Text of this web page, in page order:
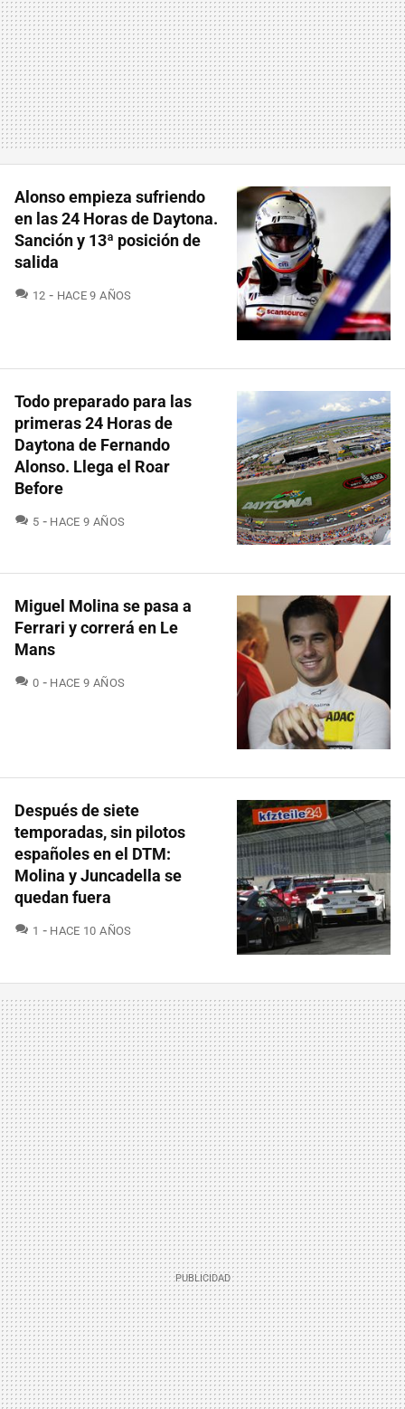
Alonso empieza sufriendo
en las 24 Horas de Daytona.
Sanción y 13ª posición de
salida
12 COMENTARIOS
HACE 9 AÑOS
Todo preparado para las
primeras 24 Horas de
Daytona de Fernando
Alonso. Llega el Roar
Before
5 COMENTARIOS
HACE 9 AÑOS
Miguel Molina se pasa a
Ferrari y correrá en Le
Mans
0 COMENTARIOS
HACE 9 AÑOS
Después de siete
temporadas, sin pilotos
españoles en el DTM:
Molina y Juncadella se
quedan fuera
1 COMENTARIOS
HACE 10 AÑOS